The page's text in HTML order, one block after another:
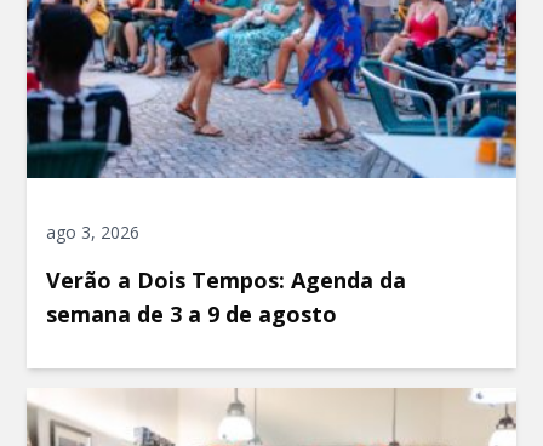
ago 3, 2026
Verão a Dois Tempos: Agenda da
semana de 3 a 9 de agosto